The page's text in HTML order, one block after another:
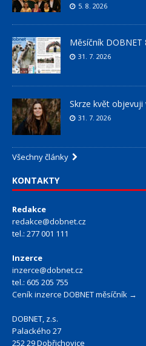
5. 8. 2026
Měsíčník DOBNET
31. 7. 2026
Skrze květ
31. 7. 2026
Všechny články
KONTAKTY
Redakce
redakce@dobnet.cz
tel.: 277 001 111
Inzerce
inzerce@dobnet.cz
tel.: 605 205 755
Ceník inzerce DOBNET měsíčník →
DOBNET, z.s.
Palackého 27
252 29 Dobřichovice